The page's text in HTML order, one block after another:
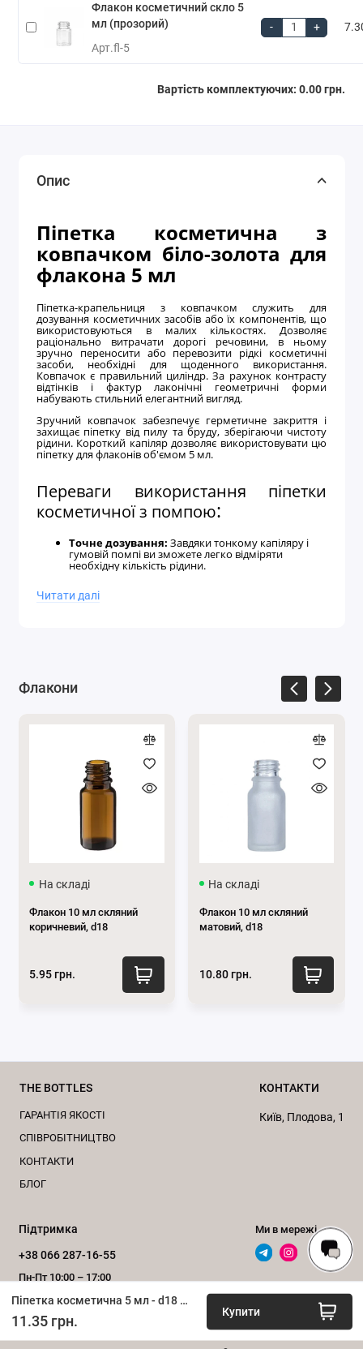
Піпетка косметична 5 мл - d18 мм (біла-золото)
11.35 грн.
Купити
Флакон косметичний скло 5
мл (прозорий)
Арт.fl-5
- +
Вартість комплектуючих: 0.00 грн.
Опис
Піпетка косметична з
ковпачком біло-золота для
флакона 5 мл
Піпетка-крапельниця з ковпачком служить для
дозування косметичних засобів або їх компонентів, що
використовуються в малих кількостях. Дозволяє
раціонально витрачати дорогі речовини, в ньому
зручно переносити або перевозити рідкі косметичні
засоби, необхідні для щоденного використання.
Ковпачок є правильний циліндр. За рахунок контрасту
відтінків і фактур лаконічні геометричні форми
набувають стильний елегантний вигляд.
Зручний ковпачок забезпечує герметичне закриття і
захищає піпетку від пилу та бруду, зберігаючи чистоту
рідини. Короткий капіляр дозволяє використовувати цю
піпетку для флаконів об'ємом 5 мл.
Переваги використання піпетки
косметичної з помпою:
Точне дозування: Завдяки тонкому капіляру і
гумовій помпі ви зможете легко відміряти
необхідну кількість рідини.
забезпечує надійне закриття і запобігає розливу.
Універсальність
Великий вибір косметичних піпеток за найвигіднішою
За консультацією звертайтесь за
0662871655
месенджериViber Telegram
Підписуйтесь на наші офіційні сторінки
таInstagram
Читати далі
Флакони
На складі
Флакон 10 мл скляний
коричневий, d18
5.95 грн.
На складі
Флакон 10 мл скляний
матовий, d18
10.80 грн.
THE BOTTLES
ГАРАНТІЯ ЯКОСТІ
CПІВРОБІТНИЦТВО
КОНТАКТИ
БЛОГ
КОНТАКТИ
Київ, Плодова, 1
Підтримка
+38 066 287-16-55
Пн-Пт 10:00 – 17:00
Зворотний дзвінок
Ми в мережі